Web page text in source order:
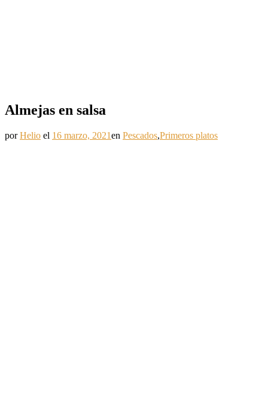
Almejas en salsa
porHelio el 16 marzo, 2021en Pescados,Primeros platos